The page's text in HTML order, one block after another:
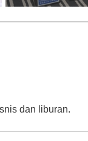
dan liburan.